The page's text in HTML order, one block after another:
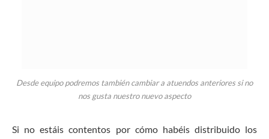
Desde equipo podremos también cambiar a atuendos anteriores si no
nos gusta nuestro nuevo aspecto
Si no estáis contentos por cómo habéis distribuido los